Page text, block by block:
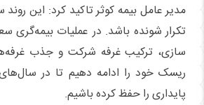
مدیر عامل بیمه کوثر تاکید کرد: این روند
تکرار شونده باشد. در عملیات بیمه‌گری
سازی، ترکیب غرفه شرکت و جذب
ریسک خود را ادامه دهیم تا در سال‌های
پایداری را حفظ کرده باشیم.